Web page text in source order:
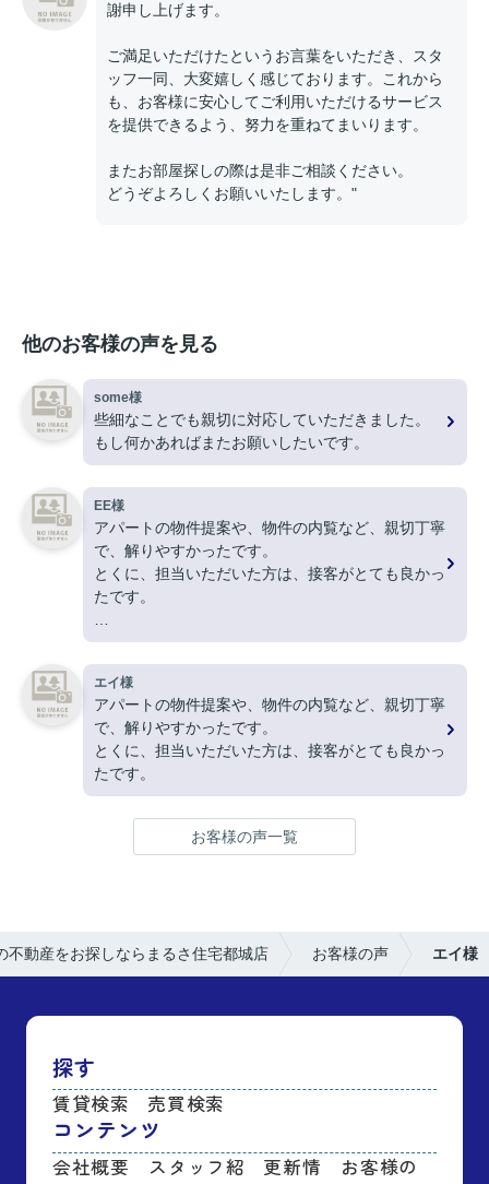
謝申し上げます。
ご満足いただけたというお言葉をいただき、スタ
ッフ一同、大変嬉しく感じております。これから
も、お客様に安心してご利用いただけるサービス
を提供できるよう、努力を重ねてまいります。
またお部屋探しの際は是非ご相談ください。
どうぞよろしくお願いいたします。"
他のお客様の声を見る
some様
些細なことでも親切に対応していただきました。
もし何かあればまたお願いしたいです。
EE様
アパートの物件提案や、物件の内覧など、親切丁寧
で、解りやすかったです。
とくに、担当いただいた方は、接客がとても良かっ
たです。
ありがとうございました。
エイ様
アパートの物件提案や、物件の内覧など、親切丁寧
で、解りやすかったです。
とくに、担当いただいた方は、接客がとても良かっ
たです。
お客様の声一覧
不動産をお探しならまるさ住宅都城店 お客様の声 エイ様
探す
賃貸検索 売買検索
コンテンツ
会社概要
スタッフ紹
更新情
お客様の